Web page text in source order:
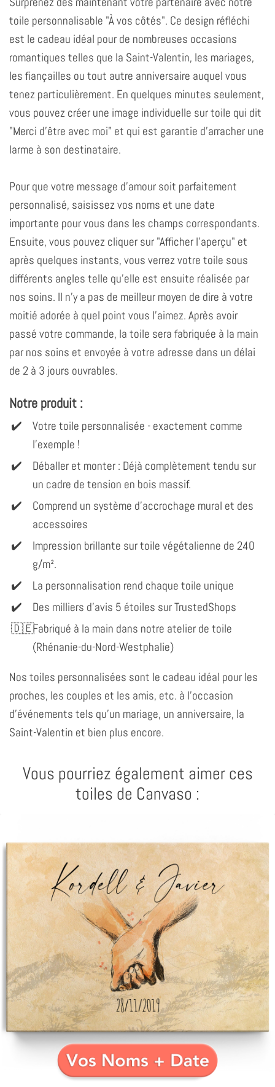
toile personnalisable "À vos côtés". Ce design réfléchi
est le cadeau idéal pour de nombreuses occasions
romantiques telles que la Saint-Valentin, les mariages,
les fiançailles ou tout autre anniversaire auquel vous
tenez particulièrement. En quelques minutes seulement,
vous pouvez créer une image individuelle sur toile qui dit
"Merci d'être avec moi" et qui est garantie d'arracher une
larme à son destinataire.
Pour que votre message d'amour soit parfaitement
personnalisé, saisissez vos noms et une date
importante pour vous dans les champs correspondants.
Ensuite, vous pouvez cliquer sur "Afficher l'aperçu" et
après quelques instants, vous verrez votre toile sous
différents angles telle qu'elle est ensuite réalisée par
nos soins. Il n'y a pas de meilleur moyen de dire à votre
moitié adorée à quel point vous l'aimez. Après avoir
passé votre commande, la toile sera fabriquée à la main
par nos soins et envoyée à votre adresse dans un délai
de 2 à 3 jours ouvrables.
Notre produit :
Votre toile personnalisée - exactement comme
l'exemple !
Déballer et monter : Déjà complètement tendu sur
un cadre de tension en bois massif.
Comprend un système d'accrochage mural et des
accessoires
Impression brillante sur toile végétalienne de 240
g/m².
La personnalisation rend chaque toile unique
Des milliers d'avis 5 étoiles sur TrustedShops
Fabriqué à la main dans notre atelier de toile
(Rhénanie-du-Nord-Westphalie)
Nos toiles personnalisées sont le cadeau idéal pour les
proches, les couples et les amis, etc. à l'occasion
d'événements tels qu'un mariage, un anniversaire, la
Saint-Valentin et bien plus encore.
Vous pourriez également aimer ces
toiles de Canvaso :